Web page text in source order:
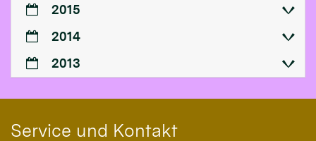
2015
2014
2013
Service und Kontakt